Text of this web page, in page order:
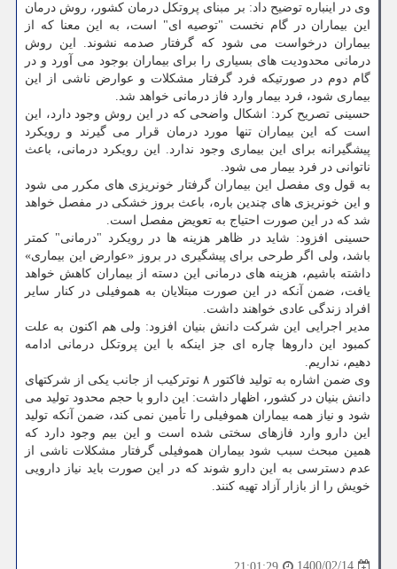
وی در اینباره توضیح داد: بر مبنای پروتکل درمان کشور، روش درمان
این بیماران در گام نخست "توصیه ای" است، به این معنا که از
بیماران درخواست می شود که گرفتار صدمه نشوند. این روش
درمانی محدودیت های بسیاری را برای بیماران بوجود می آورد و در
گام دوم در صورتیکه فرد گرفتار مشکلات و عوارض ناشی از این
بیماری شود، فرد بیمار وارد فاز درمانی خواهد شد.
حسینی تصریح کرد: اشکال واضحی که در این روش وجود دارد، این
است که این بیماران تنها مورد درمان قرار می گیرند و رویکرد
پیشگیرانه برای این بیماری وجود ندارد. این رویکرد درمانی، باعث
ناتوانی در فرد بیمار می شود.
به قول وی مفصل این بیماران گرفتار خونریزی های مکرر می شود
و این خونریزی های چندین باره، باعث بروز خشکی در مفصل خواهد
شد که در این صورت احتیاج به تعویض مفصل است.
حسینی افزود: شاید در ظاهر هزینه ها در رویکرد "درمانی" کمتر
باشد، ولی اگر طرحی برای پیشگیری در بروز «عوارض این بیماری»
داشته باشیم، هزینه های درمانی این دسته از بیماران کاهش خواهد
یافت، ضمن آنکه در این صورت مبتلایان به هموفیلی در کنار سایر
افراد زندگی عادی خواهند داشت.
مدیر اجرایی این شرکت دانش بنیان افزود: ولی هم اکنون به علت
کمبود این داروها چاره ای جز اینکه با این پروتکل درمانی ادامه
دهیم، نداریم.
وی ضمن اشاره به تولید فاکتور ۸ نوترکیب از جانب یکی از شرکتهای
دانش بنیان در کشور، اظهار داشت: این دارو با حجم محدود تولید می
شود و نیاز همه بیماران هموفیلی را تأمین نمی کند، ضمن آنکه تولید
این دارو وارد فازهای سختی شده است و این بیم وجود دارد که
همین مبحث سبب شود بیماران هموفیلی گرفتار مشکلات ناشی از
عدم دسترسی به این دارو شوند که در این صورت باید نیاز دارویی
خویش را از بازار آزاد تهیه کنند.
1400/02/14